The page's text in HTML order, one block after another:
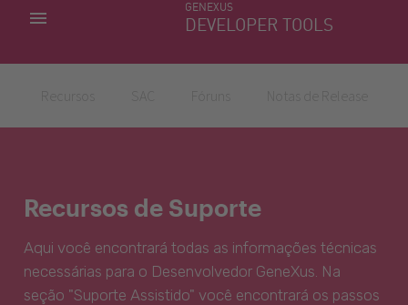
GENEXUS
DEVELOPER TOOLS
MINHAS APLICACÕES
Recursos de Suporte
Aqui você encontrará todas as informações técnicas
necessárias para o Desenvolvedor GeneXus. Na
seção "Suporte Assistido" você encontrará os passos